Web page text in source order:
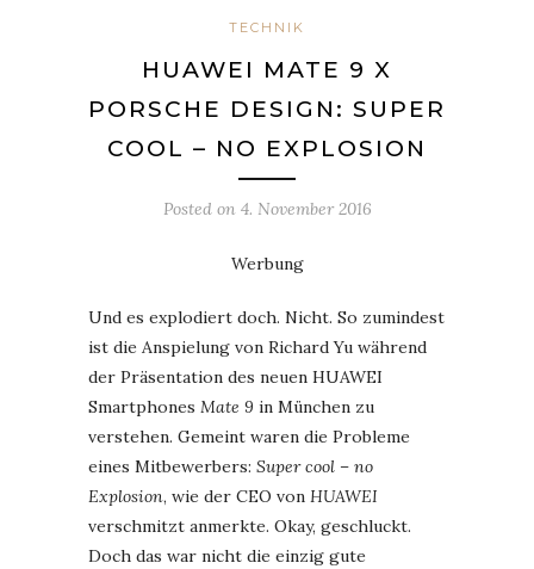
TECHNIK
HUAWEI MATE 9 X
PORSCHE DESIGN: SUPER
COOL – NO EXPLOSION
Posted on 4. November 2016
Werbung
Und es explodiert doch. Nicht. So zumindest
ist die Anspielung von Richard Yu während
der Präsentation des neuen HUAWEI
Smartphones Mate 9 in München zu
verstehen. Gemeint waren die Probleme
eines Mitbewerbers: Super cool – no
Explosion, wie der CEO von HUAWEI
verschmitzt anmerkte. Okay, geschluckt.
Doch das war nicht die einzig gute